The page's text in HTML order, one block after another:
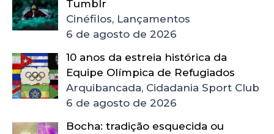
Tumblr
Cinéfilos, Lançamentos
6 de agosto de 2026
10 anos da estreia histórica da
Equipe Olímpica de Refugiados
Arquibancada, Cidadania Sport Club
6 de agosto de 2026
Bocha: tradição esquecida ou